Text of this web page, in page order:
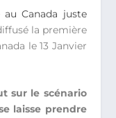
au Canada juste
la première
le 13 Janvier
sur le scénario
laisse prendre